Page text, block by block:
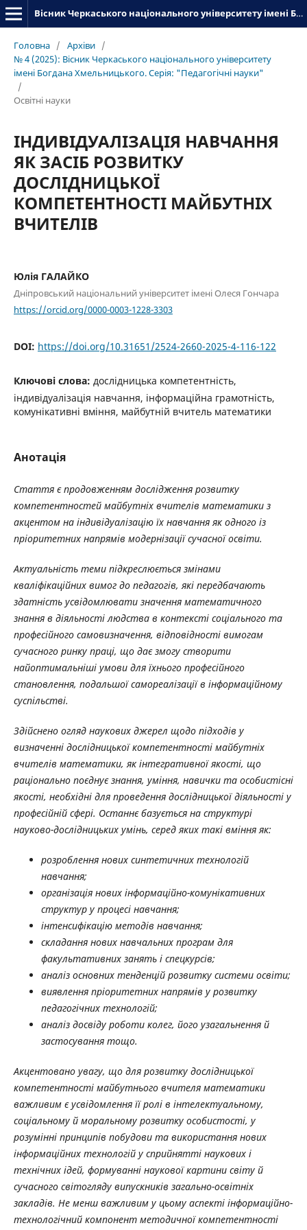
Вісник Черкаського національного університету імені Богдана Хмельницького. Серія_«Педагогічні науки»
Головна / Архіви /
№ 4 (2025): Вісник Черкаського національного університету
імені Богдана Хмельницького. Серія: "Педагогічні науки"
/
Освітні науки
ІНДИВІДУАЛІЗАЦІЯ НАВЧАННЯ
ЯК ЗАСІБ РОЗВИТКУ
ДОСЛІДНИЦЬКОЇ
КОМПЕТЕНТНОСТІ МАЙБУТНІХ
ВЧИТЕЛІВ
Юлія ГАЛАЙКО
Дніпровський національний університет імені Олеся Гончара
https://orcid.org/0000-0003-1228-3303
DOI: https://doi.org/10.31651/2524-2660-2025-4-116-122
Ключові слова: дослідницька компетентність,
індивідуалізація навчання, інформаційна грамотність,
комунікативні вміння, майбутній вчитель математики
Анотація
Стаття є продовженням дослідження розвитку
компетентностей майбутніх вчителів математики з
акцентом на індивідуалізацію їх навчання як одного із
пріоритетних напрямів модернізації сучасної освіти.
Актуальність теми підкреслюється змінами
кваліфікаційних вимог до педагогів, які передбачають
здатність усвідомлювати значення математичного
знання в діяльності людства в контексті соціального та
професійного самовизначення, відповідності вимогам
сучасного ринку праці, що дає змогу створити
найоптимальніші умови для їхнього професійного
становлення, подальшої самореалізації в інформаційному
суспільстві.
Здійснено огляд наукових джерел щодо підходів у
визначенні дослідницької компетентності майбутніх
вчителів математики, як інтегративної якості, що
раціонально поєднує знання, уміння, навички та особистісні
якості, необхідні для проведення дослідницької діяльності у
професійній сфері. Останнє базується на структурі
науково-дослідницьких умінь, серед яких такі вміння як:
розроблення нових синтетичних технологій
навчання;
організація нових інформаційно-комунікативних
структур у процесі навчання;
інтенсифікацію методів навчання;
складання нових навчальних програм для
факультативних занять і спецкурсів;
аналіз основних тенденцій розвитку системи освіти;
виявлення пріоритетних напрямів у розвитку
педагогічних технологій;
аналіз досвіду роботи колег, його узагальнення й
застосування тощо.
Акцентовано увагу, що для розвитку дослідницької
компетентності майбутнього вчителя математики
важливим є усвідомлення її ролі в інтелектуальному,
соціальному й моральному розвитку особистості, у
розумінні принципів побудови та використання нових
інформаційних технологій у сприйнятті наукових і
технічних ідей, формуванні наукової картини світу й
сучасного світогляду випускників загально-освітніх
закладів. Не менш важливим у цьому аспекті інформаційно-
технологічний компонент методичної компетентності